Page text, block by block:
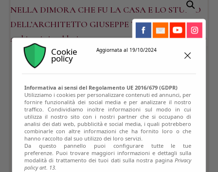
Cookie
policy
Aggiornata al 19/10/2024
Informativa ai sensi del Regolamento UE 2016/679 (GDPR)
Utilizziamo i cookies per personalizzare contenuti ed annunci, per
fornire funzionalità dei social media e per analizzare il nostro
traffico. Condividiamo inoltre informazioni sul modo in cui
utilizza il nostro sito con i nostri partner che si occupano di
analisi dei dati web, pubblicità e social media, i quali potrebbero
combinarle con altre informazioni che ha fornito loro o che
hanno raccolto dal suo utilizzo dei loro servizi.
Da questo pannello puoi configurare tutte le tue
preferenze. Puoi trovare maggiori informazioni e dettagli sulla
modalità di trattamento dei tuoi dati sulla nostra paginaPrivacy
policy art. 13.